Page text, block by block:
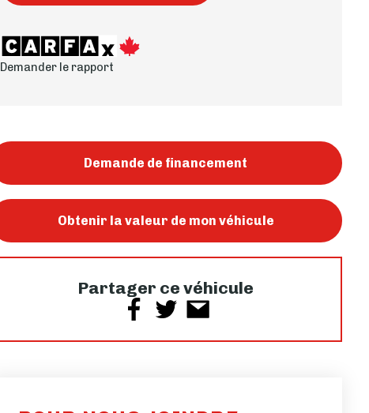
Demander le rapport
Demande de financement
Obtenir la valeur de mon véhicule
Partager ce véhicule